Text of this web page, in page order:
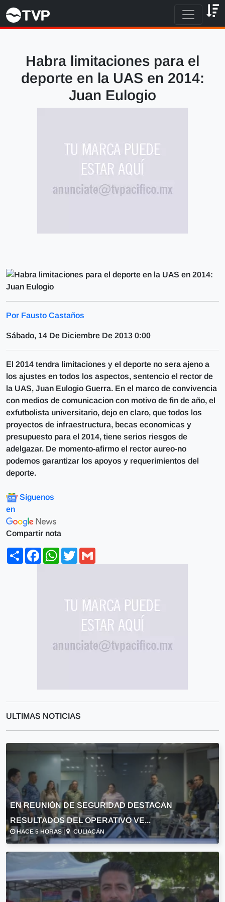
Habra limitaciones para el
deporte en la UAS en 2014:
Juan Eulogio
Por Fausto Castaños
Sábado, 14 De Diciembre De 2013 0:00
El 2014 tendra limitaciones y el deporte no sera ajeno a
los ajustes en todos los aspectos, sentencio el rector de
la UAS, Juan Eulogio Guerra. En el marco de convivencia
con medios de comunicacion con motivo de fin de año, el
exfutbolista universitario, dejo en claro, que todos los
proyectos de infraestructura, becas economicas y
presupuesto para el 2014, tiene serios riesgos de
adelgazar. De momento-afirmo el rector aureo-no
podemos garantizar los apoyos y requerimientos del
deporte.
Síguenos
en
Compartir nota
ShareFacebookWhatsApp
Twitter
ULTIMAS NOTICIAS
EN REUNIÓN DE SEGURIDAD DESTACAN
RESULTADOS DEL OPERATIVO VE...
HACE 5 HORAS | CULIACÁN